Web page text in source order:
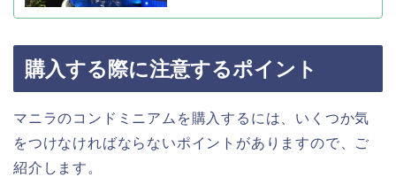
購入する際に注意するポイント
マニラのコンドミニアムを購入するには、いくつか気
をつけなければならないポイントがありますので、ご
紹介します。